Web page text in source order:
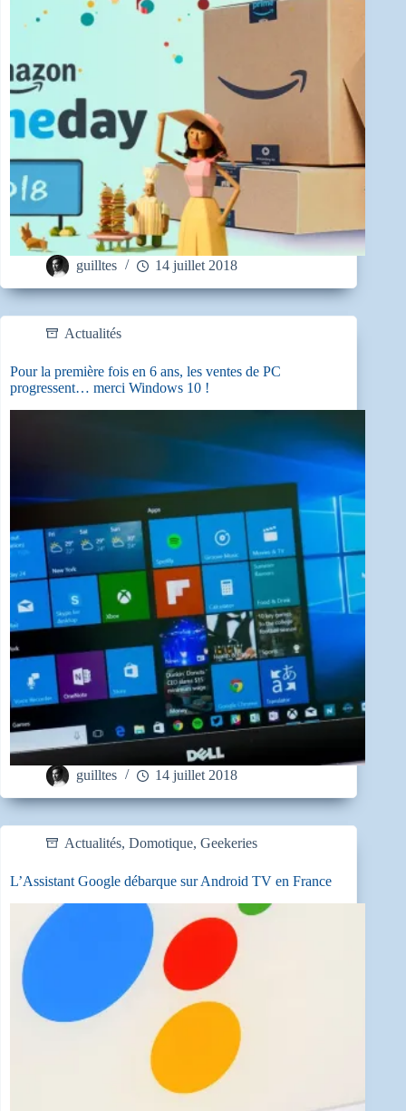
guilltes 14 juillet 2018
Actualités
Pour la première fois en 6 ans, les ventes de PC
progressent… merci Windows 10 !
guilltes 14 juillet 2018
Actualités, Domotique, Geekeries
L’Assistant Google débarque sur Android TV en France